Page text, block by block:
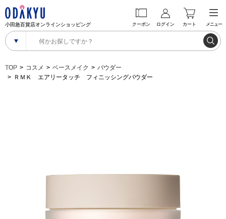
小田急百貨店オンラインショッピング クーポン ログイン カート メニュー
TOP コスメ ベースメイク
パウダー
ＲＭＫ エアリータッチ フィニッシングパウダー